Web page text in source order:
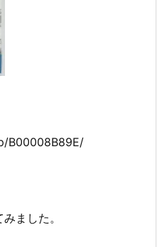
B00008B89E/
ました。